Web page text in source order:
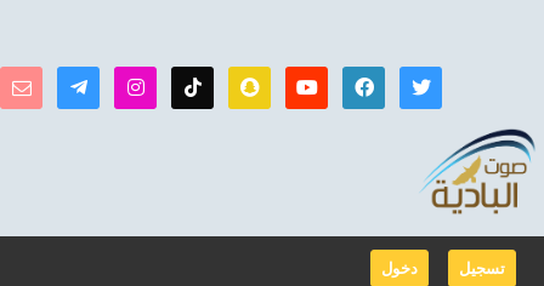
دخول تسجيل